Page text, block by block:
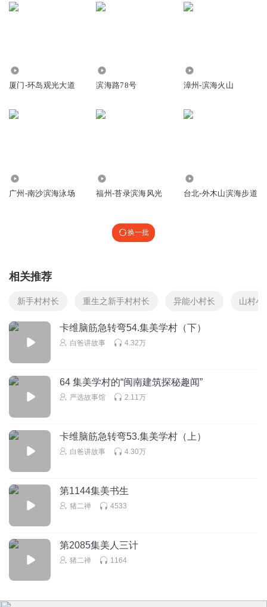
厦门-环岛观光大道 滨海路78号 漳州-滨海火山
广州-南沙滨海泳场 福州-苔录滨海风光 台北-外木山滨海步道
换一批
相关推荐
新手村村长 重生之新手村村长 异能小村长 山村小
卡维脑筋急转弯54.集美学村（下）
白爸讲故事 4.32万
64 集美学村的“闽南建筑探秘趣闻”
严选故事馆 2.11万
卡维脑筋急转弯53.集美学村（上）
白爸讲故事 4.30万
第1144集美书生
猪二禅 4533
第2085集美人三计
猪二禅 1164